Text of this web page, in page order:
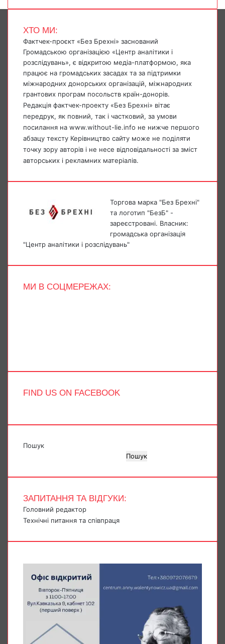
ХТО МИ:
Фактчек-проєкт «Без Брехні» заснований
Громадською організацією «Центр аналітики і
розслідувань», є відкритою медіа-платформою, яка
працює на громадських засадах та за підтримки
міжнародних донорських організацій, міжнародних
грантових програм посольств країн-донорів.
Редакція фактчек-проекту «Без Брехні» вітає
передрук, як повний, так і частковий, за умови
посилання на www.without-lie.info не нижче першого
абзацу тексту Керівництво сайту може не поділяти
точку зору авторів і не несе відповідальності за зміст
авторських і рекламних матеріалів.
Торгова марка "Без Брехні"
та логотип "БезБ" -
зареєстровані. Власник:
громадська організація
"Центр аналітики і розслідувань"
МИ В СОЦМЕРЕЖАХ:
FIND US ON FACEBOOK
Пошук
Пошук
ЗАПИТАННЯ ТА ВІДГУКИ:
Головний редактор
Технічні питання та співпраця